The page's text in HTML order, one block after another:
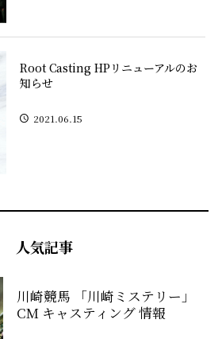
Root Casting HPリニューアルのお
知らせ
2021.06.15
人気記事
川崎競馬 「川崎ミステリー」
CM キャスティング 情報